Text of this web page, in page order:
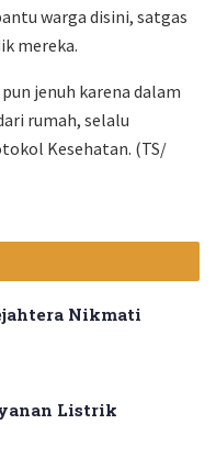
warga disini, satgas
mereka.
jenuh karena dalam
rumah, selalu
Kesehatan. (TS/
Nikmati
Listrik